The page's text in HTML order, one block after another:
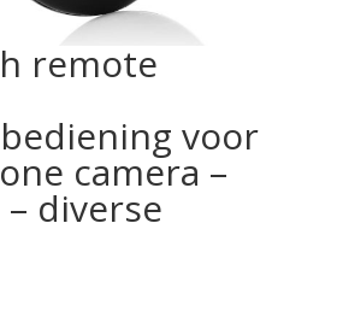
remote
voor
camera –
diverse